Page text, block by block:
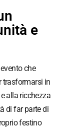
e
che
trasformarsi in
alla ricchezza
di far parte di
festino